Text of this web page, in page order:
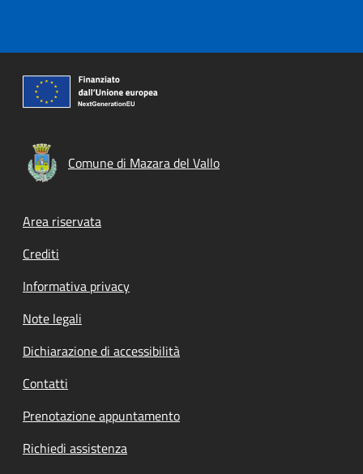
Comune di Mazara del Vallo
Footer menu
Area riservata
Crediti
Informativa privacy
Note legali
Dichiarazione di accessibilità
Contatti
Prenotazione appuntamento
Richiedi assistenza